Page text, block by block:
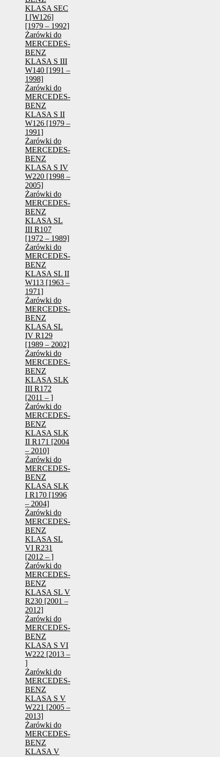
KLASA SEC
I [W126]
[1979 – 1992]
Żarówki do
MERCEDES-
BENZ
KLASA S III
W140 [1991 –
1998]
Żarówki do
MERCEDES-
BENZ
KLASA S II
W126 [1979 –
1991]
Żarówki do
MERCEDES-
BENZ
KLASA S IV
W220 [1998 –
2005]
Żarówki do
MERCEDES-
BENZ
KLASA SL
III R107
[1972 – 1989]
Żarówki do
MERCEDES-
BENZ
KLASA SL II
W113 [1963 –
1971]
Żarówki do
MERCEDES-
BENZ
KLASA SL
IV R129
[1989 – 2002]
Żarówki do
MERCEDES-
BENZ
KLASA SLK
III R172
[2011 – ]
Żarówki do
MERCEDES-
BENZ
KLASA SLK
II R171 [2004
– 2010]
Żarówki do
MERCEDES-
BENZ
KLASA SLK
I R170 [1996
– 2004]
Żarówki do
MERCEDES-
BENZ
KLASA SL
VI R231
[2012 – ]
Żarówki do
MERCEDES-
BENZ
KLASA SL V
R230 [2001 –
2012]
Żarówki do
MERCEDES-
BENZ
KLASA S VI
W222 [2013 –
]
Żarówki do
MERCEDES-
BENZ
KLASA S V
W221 [2005 –
2013]
Żarówki do
MERCEDES-
BENZ
KLASA V